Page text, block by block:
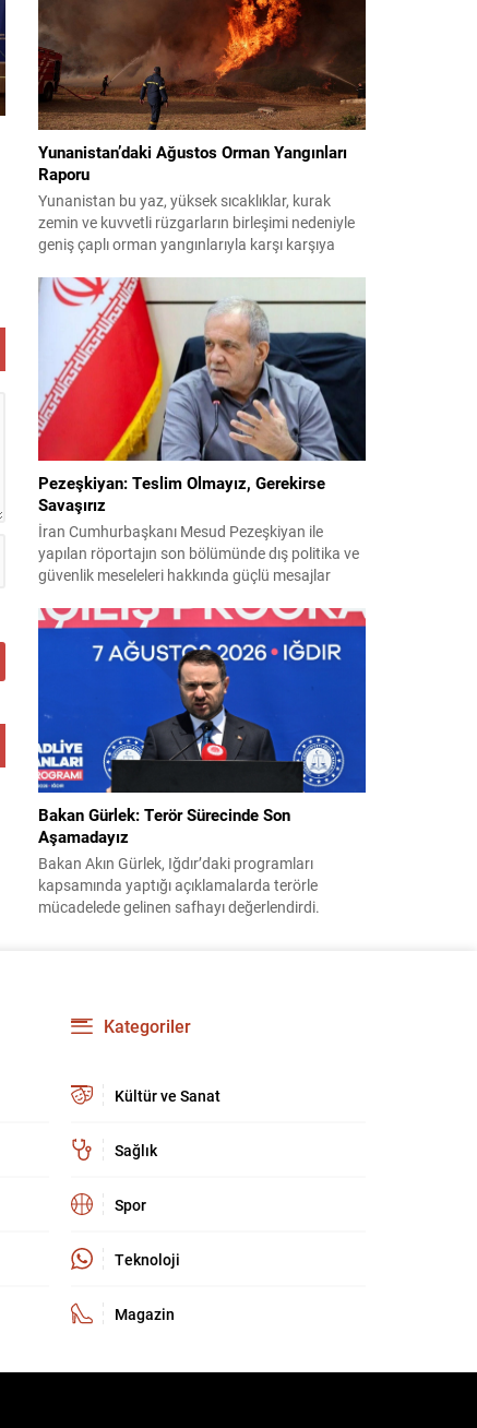
kuruluşları üzerinden belge ve tanıklık toplama
yöntemlerini değerlendiriyor. Demokratlar, Beyaz
Saray’la doğrudan çatışmaya...
Yunanistan’daki Ağustos Orman Yangınları
Raporu
Yunanistan bu yaz, yüksek sıcaklıklar, kurak
zemin ve kuvvetli rüzgarların birleşimi nedeniyle
geniş çaplı orman yangınlarıyla karşı karşıya
yerleşim birimleri tahliye edildi ve geniş orman
alanları yok oldu. 31 Temmuz’da Attiki’nin batısı
ile Voiotia’da başlayan yangınlar yoğun
müdahale sonucu birkaç gün süren çabalarla...
Pezeşkiyan: Teslim Olmayız, Gerekirse
Savaşırız
İran Cumhurbaşkanı Mesud Pezeşkiyan ile
yapılan röportajın son bölümünde dış politika ve
güvenlik meseleleri hakkında güçlü mesajlar
hem de savunmaya hazır olduklarını vurguladı ve
uygulamaya konulamayan 14 Haziran
mutabakat zaptına ilişkin görüşlerini paylaştı.
“Mutabakat zaptını savunacağız; geri adım
atmayız” Pezeşkiyan, varılan anlaşmanın
savunulacağını belirterek,...
Bakan Gürlek: Terör Sürecinde Son
Aşamadayız
Bakan Akın Gürlek, Iğdır’daki programları
kapsamında yaptığı açıklamalarda terörle
mücadelede gelinen safhayı değerlendirdi.
insanımızın 40 yılı aşkın süredir kanayan yarası
olan bu tehlikeden, devletimizin kalkınması ve
Kategoriler
Kültür ve Sanat
Sağlık
Spor
Teknoloji
Magazin